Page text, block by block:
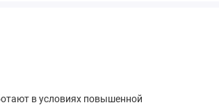
в условиях повышенной